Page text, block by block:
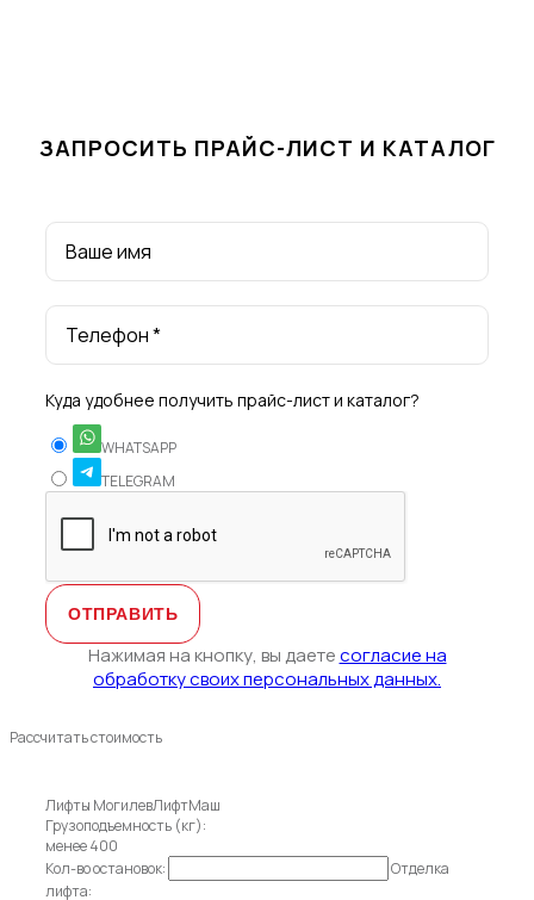
ЗАПРОСИТЬ ПРАЙС-ЛИСТ И КАТАЛОГ
Ваше имя
Телефон *
Куда удобнее получить прайс-лист и каталог?
WHATSAPP
TELEGRAM
Нажимая на кнопку, вы даетесогласие на
обработку своих персональных данных.
Рассчитать стоимость
Лифты МогилевЛифтМаш
Грузоподъемность (кг):
менее 400
Кол-во остановок:
Отделка
лифта: